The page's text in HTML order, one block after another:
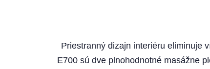
Priestranný dizajn interiéru eliminuje
E700 sú dve plnohodnotné masážne